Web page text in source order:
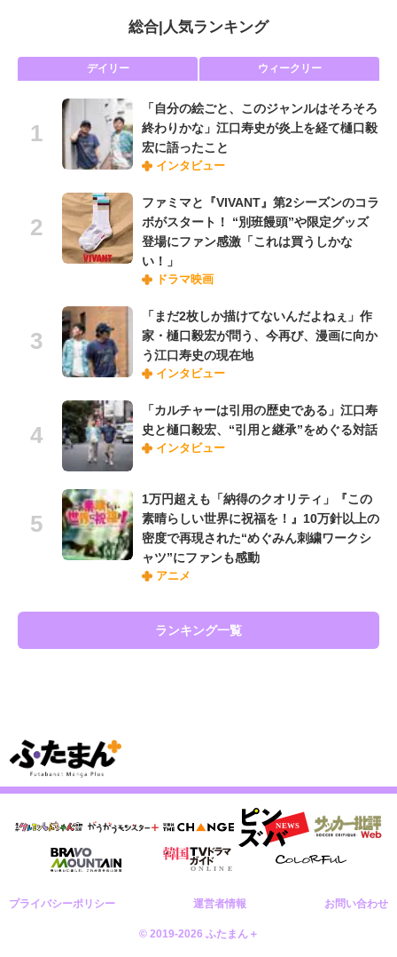
総合 人気ランキング
デイリー ウィークリー
「自分の絵ごと、このジャンルはそろそろ
終わりかな」江口寿史が炎上を経て樋口毅
宏に語ったこと
インタビュー
ファミマと『VIVANT』第2シーズンのコラ
ボがスタート！ “別班饅頭”や限定グッズ
登場にファン感激「これは買うしかな
い！」
ドラマ映画
「まだ2枚しか描けてないんだよねぇ」作
家・樋口毅宏が問う、今再び、漫画に向か
う江口寿史の現在地
インタビュー
「カルチャーは引用の歴史である」江口寿
史と樋口毅宏、“引用と継承”をめぐる対話
インタビュー
1万円超えも「納得のクオリティ」『この
素晴らしい世界に祝福を！』10万針以上の
密度で再現された“めぐみん刺繍ワークシ
ャツ”にファンも感動
アニメ
ランキング一覧
プライバシーポリシー 運営者情報 お問い合わせ
© 2019-2026 ふたまん＋